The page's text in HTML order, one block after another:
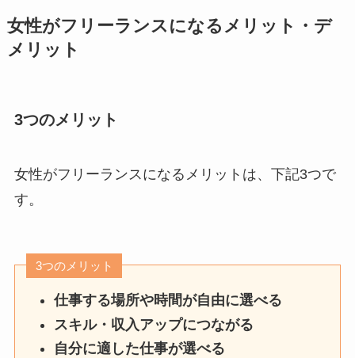
女性がフリーランスになるメリット・デ
メリット
3つのメリット
女性がフリーランスになるメリットは、下記3つで
す。
3つのメリット
仕事する場所や時間が自由に選べる
スキル・収入アップにつながる
自分に適した仕事が選べる